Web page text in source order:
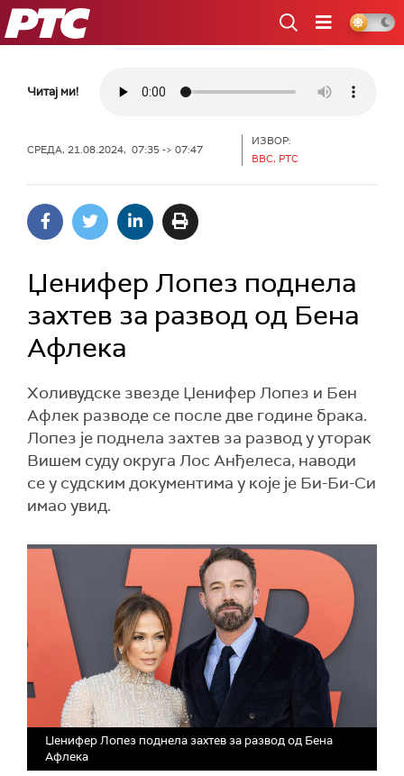
РТС
Читај ми!
СРЕДА, 21.08.2024, 07:35 -> 07:47
ИЗВОР:
BBC, РТС
Џенифер Лопез поднела
захтев за развод од Бена
Афлека
Холивудске звезде Џенифер Лопез и Бен
Афлек разводе се после две године брака.
Лопез је поднела захтев за развод у уторак
Вишем суду округа Лос Анђелеса, наводи
се у судским документима у које је Би-Би-Си
имао увид.
Џенифер Лопез поднела захтев за развод од Бена
Афлека